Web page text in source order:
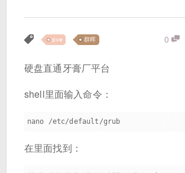
pve 群晖 0
硬盘直通牙膏厂平台
shell里面输入命令：
在里面找到：